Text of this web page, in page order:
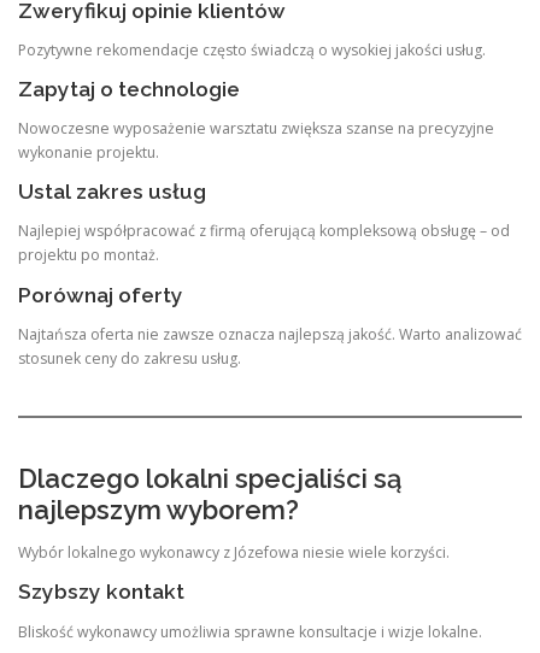
Zweryfikuj opinie klientów
Pozytywne rekomendacje często świadczą o wysokiej jakości usług.
Zapytaj o technologie
Nowoczesne wyposażenie warsztatu zwiększa szanse na precyzyjne
wykonanie projektu.
Ustal zakres usług
Najlepiej współpracować z firmą oferującą kompleksową obsługę – od
projektu po montaż.
Porównaj oferty
Najtańsza oferta nie zawsze oznacza najlepszą jakość. Warto analizować
stosunek ceny do zakresu usług.
Dlaczego lokalni specjaliści są
najlepszym wyborem?
Wybór lokalnego wykonawcy z Józefowa niesie wiele korzyści.
Szybszy kontakt
Bliskość wykonawcy umożliwia sprawne konsultacje i wizje lokalne.